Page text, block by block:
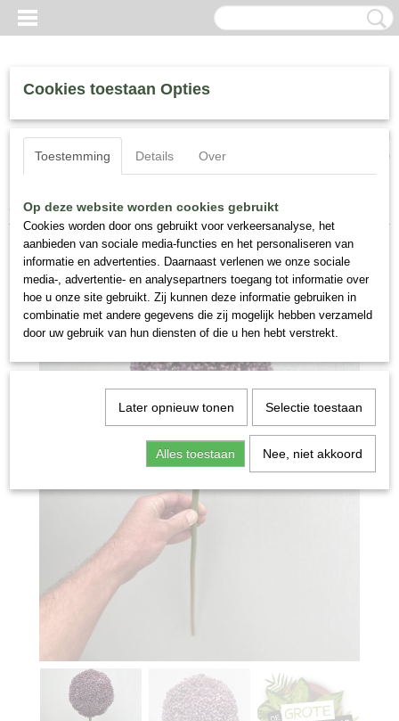
Inloggen Registreren
(0)
Home >Zijde Bloemen>Allium, Zijde Nr 18
Cookies toestaan Opties
Toestemming Details Over
Op deze website worden cookies gebruikt
Cookies worden door ons gebruikt voor verkeersanalyse, het
aanbieden van sociale media-functies en het personaliseren van
informatie en advertenties. Daarnaast verlenen we onze sociale
media-, advertentie- en analysepartners toegang tot informatie over
hoe u onze site gebruikt. Zij kunnen deze informatie gebruiken in
combinatie met andere gegevens die zij mogelijk hebben verzameld
door uw gebruik van hun diensten of die u hen hebt verstrekt.
Later opnieuw tonen Selectie toestaan
Alles toestaan Nee, niet akkoord